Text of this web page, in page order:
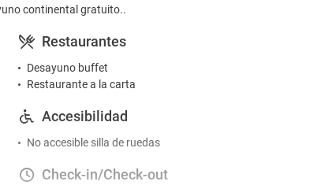
continental gratuito..
Restaurantes
Desayuno buffet
Restaurante a la carta
Accesibilidad
No accesible silla de ruedas
Check-in/Check-out